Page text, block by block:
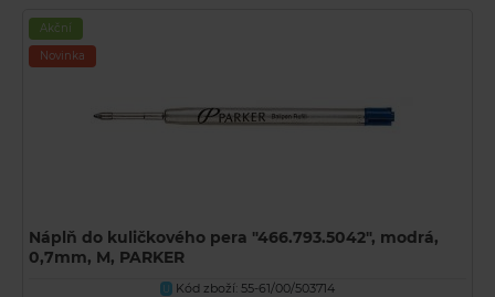
Akční
Novinka
Náplň do kuličkového pera "466.793.5042", modrá,
0,7mm, M, PARKER
U
Kód zboží: 55-61/00/503714